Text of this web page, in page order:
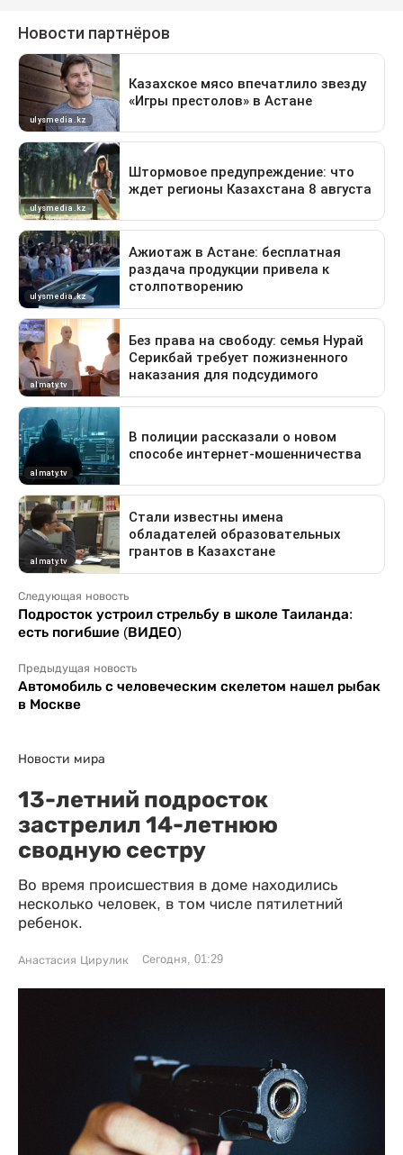
Следующая новость
Подросток устроил стрельбу в школе Таиланда:
есть погибшие (ВИДЕО)
Предыдущая новость
Автомобиль с человеческим скелетом нашел рыбак
в Москве
Новости мира
13-летний подросток
застрелил 14-летнюю
сводную сестру
Во время происшествия в доме находились
несколько человек, в том числе пятилетний
ребенок.
Анастасия Цирулик Сегодня, 01:29